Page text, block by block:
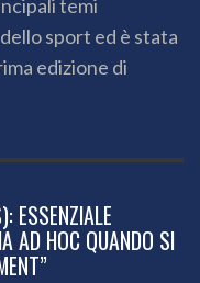
temi
sport ed è stata
edizione di
ESSENZIALE
AD HOC QUANDO SI